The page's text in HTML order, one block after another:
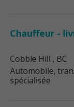
Chauffeur -
Cobble Hill , BC
Automobile,
spécialisée